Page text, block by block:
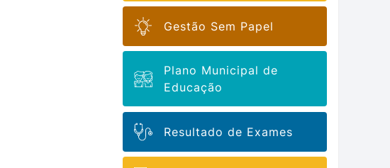
Gestão Sem Papel
Plano Municipal de
Educação
Resultado de Exames